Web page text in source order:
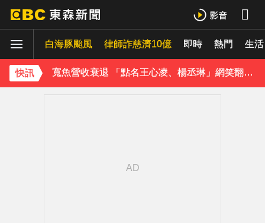
白海豚颱風 律師詐慈濟10億 即時 熱門 生活
快訊
《理財達人秀》X 安聯投信免費講座報名中！搶先卡位 2027
寬魚營收衰退 「點名王心凌、楊丞琳」網笑翻：太誠實